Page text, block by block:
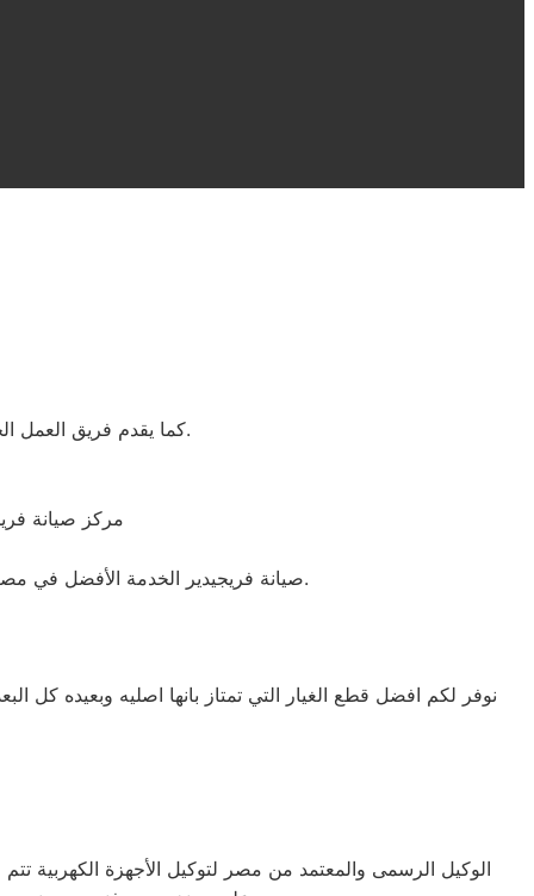
كما يقدم فريق العمل الخاص بمركز الصيانة كافة الاستشارات والمساعدات لإصلاح كافة أنواع الأضرار والأعطال في وقت قصير دون ترك أي مخلفات في المكان.
. مركز صيانة
صيانة فريجيدير الخدمة الأفضل في مصر اتصل بنا على رقم مركز صيانة فريجيدير بالهرم الكبرى والمحافظات قطع غيار اصلية بضمان عام نرسل لك فني صيانة فريجيدير اليوم.
نوفر لكم افضل قطع الغيار التي تمتاز بانها اصليه وبعيده كل
الوكيل الرسمى والمعتمد من مصر لتوكيل الأجهزة